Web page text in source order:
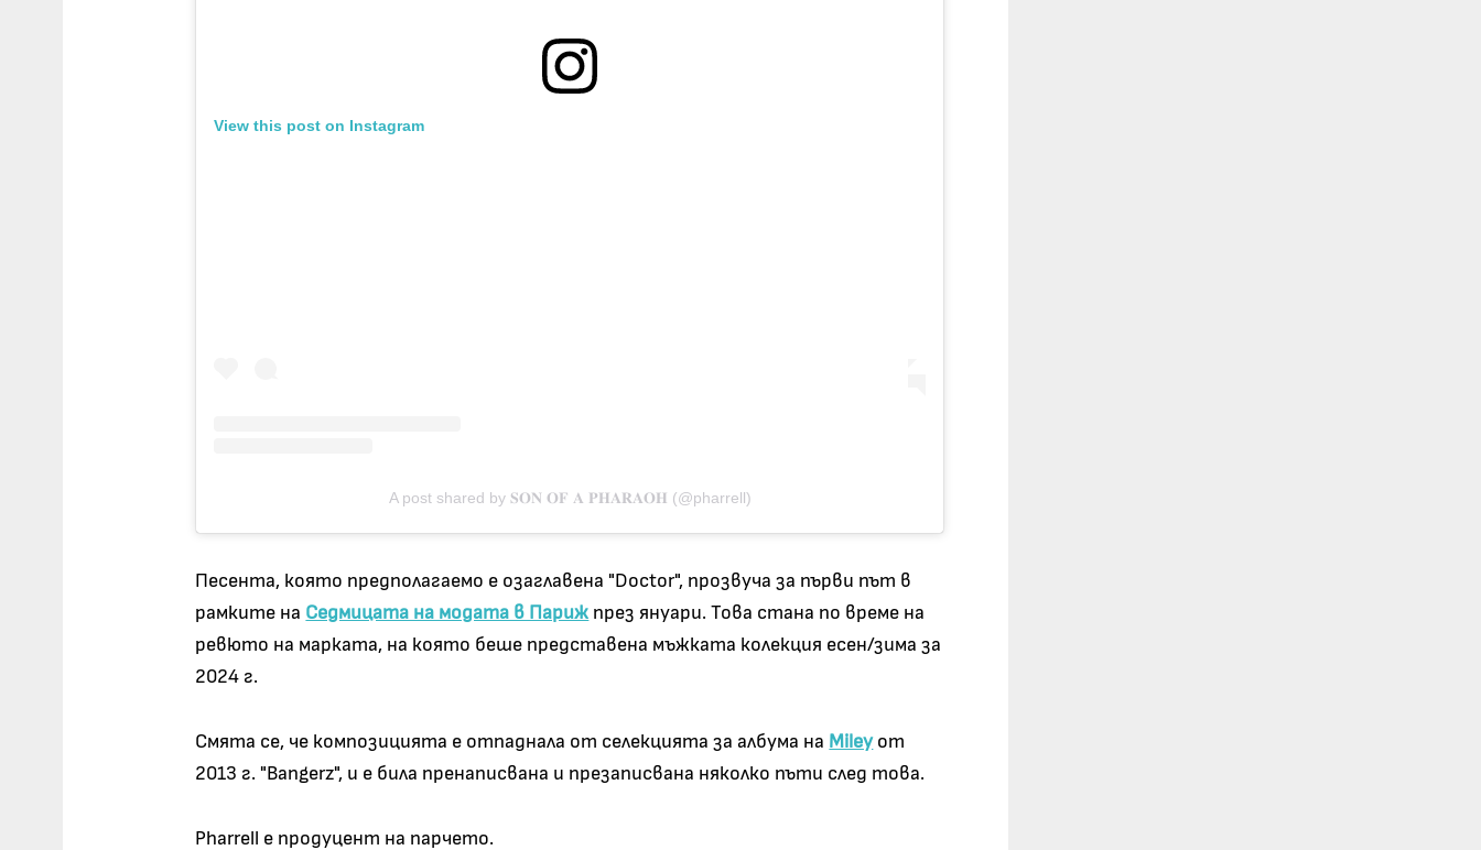
View this post on Instagram
A post shared by 𝐒𝐎𝐍 𝐎𝐅 𝐀 𝐏𝐇𝐀𝐑𝐀𝐎𝐇 (@pharrell)
Песента, която предполагаемо е озаглавена "Doctor", прозвуча за първи път в
рамките на Седмицата на модата в Париж през януари. Това стана по време на
ревюто на марката, на която беше представена мъжката колекция есен/зима за
2024 г.
Смята се, че композицията е отпаднала от селекцията за албума на Mileyот
2013 г. "Bangerz", и е била пренаписвана и презаписвана няколко пъти след това.
Pharrell е продуцент на парчето.